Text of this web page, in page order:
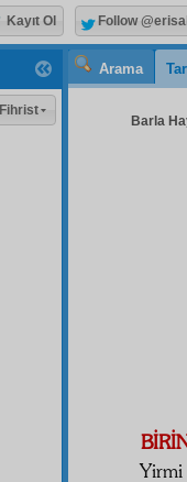
Arama
Barla
Fihrist
Kayıt Ol Follow